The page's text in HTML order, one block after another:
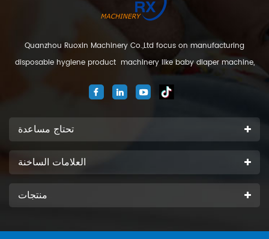
Quanzhou Ruoxin Machinery Co.,Ltd focus on manufacturing
disposable hygiene product machinery like baby diaper machine,
machine. We are located in Jinjiang city, Fujian Province, China. And
تحتاج مساعدة
العلامات الساخنة
منتجات